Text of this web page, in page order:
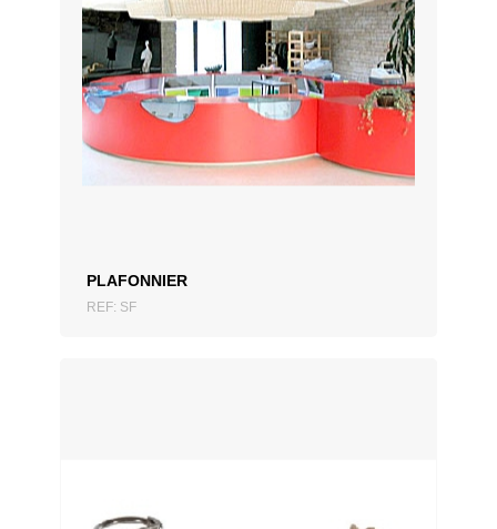
PLAFONNIER
REF: SF